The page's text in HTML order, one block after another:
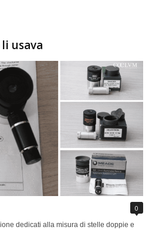
usava
0
dedicati alla misura di stelle doppie e